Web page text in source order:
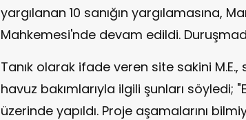
yargılanan 10 sanığın yargılamasına,
Mahkemesi'nde devam edildi.
Tanık olarak ifade veren site sakini
havuz bakımlarıyla ilgili şunları söyledi;
üzerinde yapıldı. Proje aşamalarını